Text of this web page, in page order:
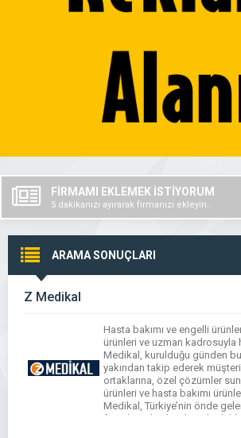
FİRMAMI EKLEMEK İSTİYORUM
5 dakikanızı ayırarak firmanızı ekleyin..
ARAMA SONUÇLARI
Z Medikal
Hasta bakımı ve engelli
ürünleri ve uzman kadrosuyla
Medikal, kurulduğu günden
yakından takip ederek
ortaklarına, özel çözümler
ürünleri ve hasta bakımı
Medikal, Türkiye’nin önde
firmalarından biridir. Tekerlekli